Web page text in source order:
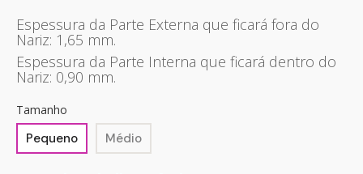
Espessura da Parte Externa que ficará fora do
Nariz: 1,65 mm.
Espessura da Parte Interna que ficará dentro do
Nariz: 0,90 mm.
Tamanho
Pequeno Médio